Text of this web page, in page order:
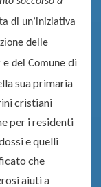
di un’iniziativa
delle
del Comune di
sua primaria
cristiani
per i residenti
e quelli
che
aiuti a